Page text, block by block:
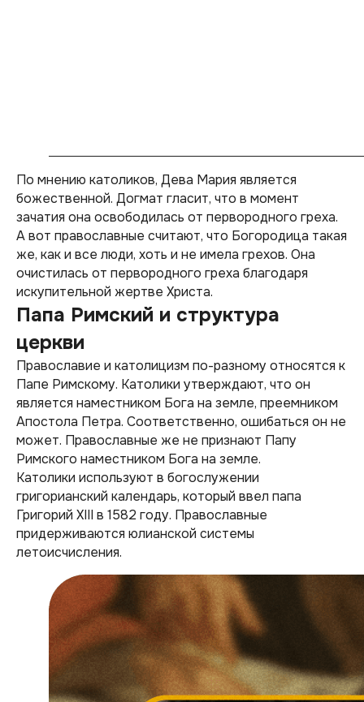
По мнению католиков, Дева Мария является
божественной. Догмат гласит, что в момент
зачатия она освободилась от первородного греха.
А вот православные считают, что Богородица такая
же, как и все люди, хоть и не имела грехов. Она
очистилась от первородного греха благодаря
искупительной жертве Христа.
Папа Римский и структура
церкви
Православие и католицизм по-разному относятся к
Папе Римскому. Католики утверждают, что он
является наместником Бога на земле, преемником
Апостола Петра. Соответственно, ошибаться он не
может. Православные же не признают Папу
Римского наместником Бога на земле.
Католики используют в богослужении
григорианский календарь, который ввел папа
Григорий XIII в 1582 году. Православные
придерживаются юлианской системы
летоисчисления.